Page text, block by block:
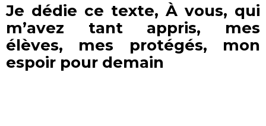
Je dédie ce texte, À vous, qui
m’avez tant appris, mes
élèves, mes protégés, mon
espoir pour demain